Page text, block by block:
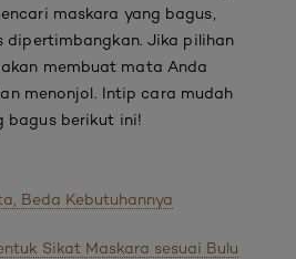
maskara yang bagus,
dipertimbangkan. Jika pilihan
membuat mata Anda
menonjol. Intip cara mudah
bagus berikut ini!
Beda Kebutuhannya
Sikat Maskara sesuai Bulu